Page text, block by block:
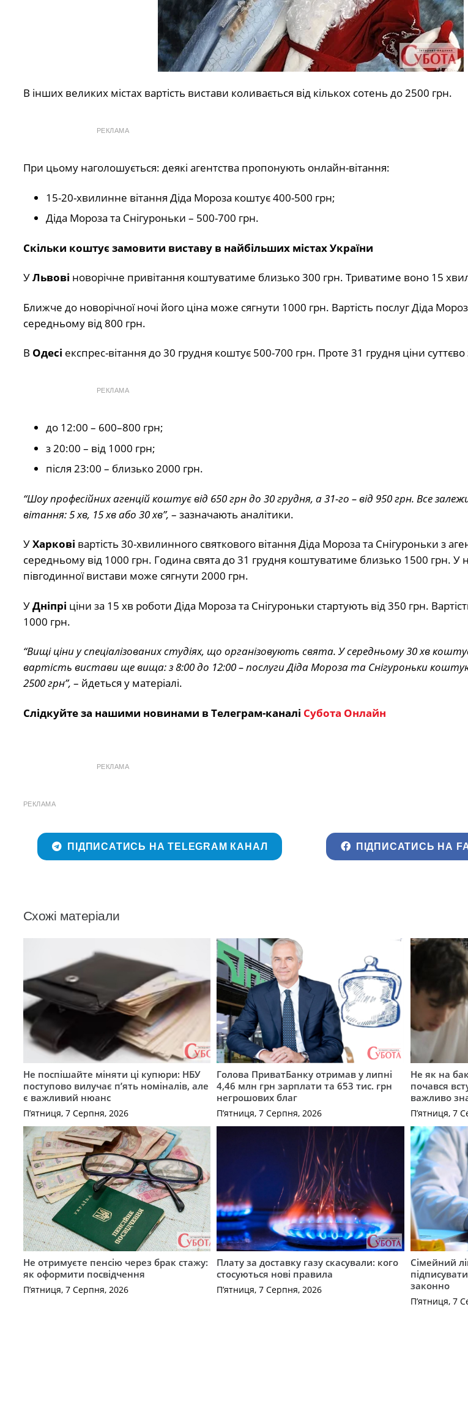
В інших великих містах вартість вистави коливається від кількох сотень до 2500 грн.
РЕКЛАМА
При цьому наголошується: деякі агентства пропонують онлайн-вітання:
15-20-хвилинне вітання Діда Мороза коштує 400-500 грн;
Діда Мороза та Снігуроньки – 500-700 грн.
Скільки коштує замовити виставу в найбільших містах України
УЛьвові новорічне привітання коштуватиме близько 300 грн. Триватиме воно 15
Ближче до новорічної ночі його ціна може сягнути 1000 грн. Вартість послуг Діда
середньому від 800 грн.
В Одесі експрес-вітання до 30 грудня коштує 500-700 грн. Проте 31 грудня ціни суттєво
РЕКЛАМА
до 12:00 – 600–800 грн;
з 20:00 – від 1000 грн;
після 23:00 – близько 2000 грн.
“Шоу професійних агенцій коштує від 650 грн до 30 грудня, а 31-го – від 950 грн. Все
вітання: 5 хв, 15 хв або 30 хв”, – зазначають аналітики.
УХаркові вартість 30-хвилинного святкового вітання Діда Мороза та Снігуроньки з
середньому від 1000 грн. Година свята до 31 грудня коштуватиме близько 1500 грн. У
півгодинної вистави може сягнути 2000 грн.
УДніпрі ціни за 15 хв роботи Діда Мороза та Снігуроньки стартують від 350 грн.
1000 грн.
“Вищі ціни у спеціалізованих студіях, що організовують свята. У середньому 30 хв
вартість вистави ще вища: з 8:00 до 12:00 – послуги Діда Мороза та Снігуроньки
2500 грн”, – йдеться у матеріалі.
Слідкуйте за нашими новинами в Телеграм-каналі Субота Онлайн
РЕКЛАМА
РЕКЛАМА
ПІДПИСАТИСЬ НА TELEGRAM КАНАЛ ПІДПИСАТИСЬ НА
Схожі матеріали
Не поспішайте міняти ці купюри: НБУ
поступово вилучає п’ять номіналів, але
є важливий нюанс
П’ятниця, 7 Серпня, 2026
Голова ПриватБанку отримав у липні
4,46 млн грн зарплати та 653 тис. грн
негрошових благ
П’ятниця, 7 Серпня, 2026
Не як на
почався
важливо
П’ятниця, 7
Не отримуєте пенсію через брак стажу:
як оформити посвідчення
П’ятниця, 7 Серпня, 2026
Плату за доставку газу скасували: кого
стосуються нові правила
П’ятниця, 7 Серпня, 2026
Сімейний
законно
П’ятниця, 7